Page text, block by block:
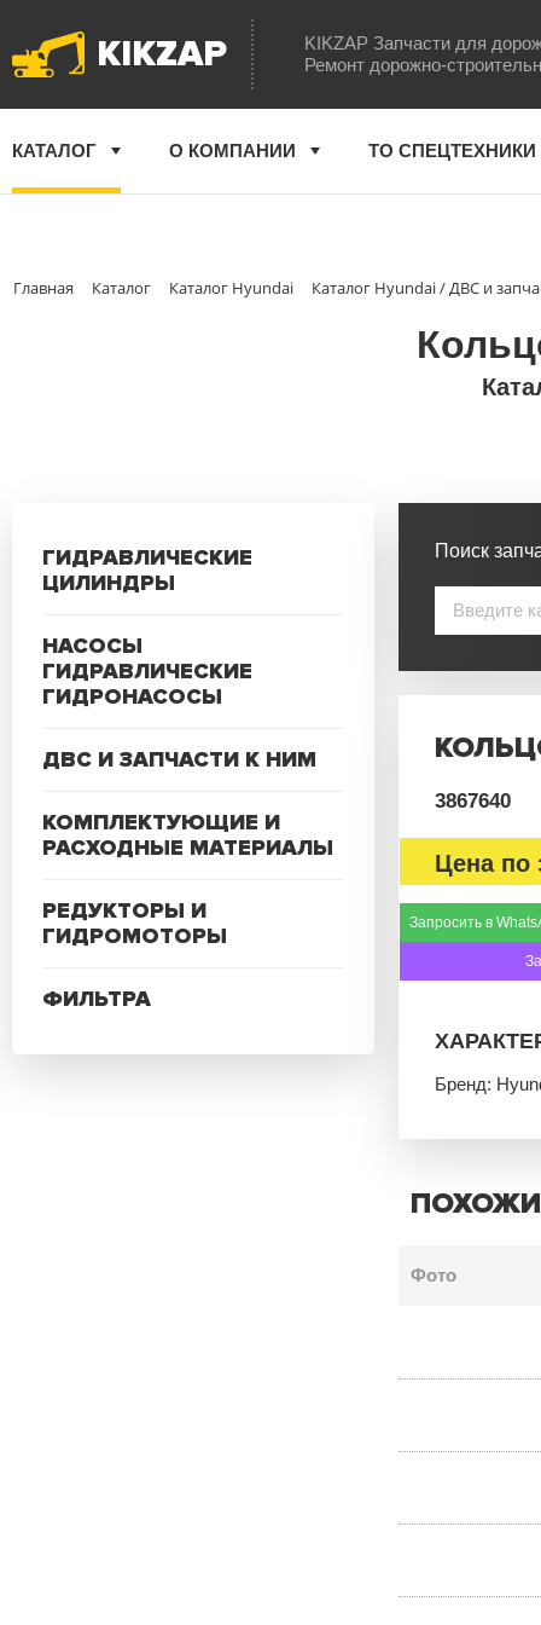
KIKZAP
KIKZAP Запчасти для
Ремонт дорожно-
КАТАЛОГ О КОМПАНИИ ТО СПЕЦТЕХНИКИ
Главная Каталог Каталог Hyundai Каталог Hyundai / ДВС и
ГИДРАВЛИЧЕСКИЕ
ЦИЛИНДРЫ
НАСОСЫ
ГИДРАВЛИЧЕСКИЕ
ГИДРОНАСОСЫ
ДВС И ЗАПЧАСТИ К НИМ
КОМПЛЕКТУЮЩИЕ И
РАСХОДНЫЕ МАТЕРИАЛЫ
РЕДУКТОРЫ И
ГИДРОМОТОРЫ
ФИЛЬТРА
Поиск
3867640
Цена по
Запросить в
Бренд:
Фото